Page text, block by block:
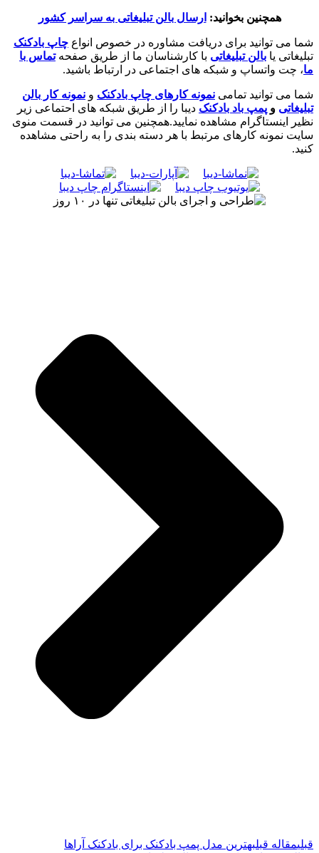
همچنین بخوانید: ارسال بالن تبلیغاتی به سراسر کشور
شما می توانید برای دریافت مشاوره در خصوص انواع چاپ بادکنک
تبلیغاتی یا بالن تبلیغاتی با کارشناسان ما از طریق صفحهتماس با
ما، چت واتساپ و شبکه های اجتماعی در ارتباط باشید.
شما می توانید تمامی نمونه کارهای چاپ بادکنک و نمونه کار بالن
تبلیغاتی و پمپ باد بادکنک دیبا را از طریق شبکه های احتماعی زیر
نظیر اینستاگرام مشاهده نمایید.همچنین می توانید در قسمت منوی
سایت نمونه کارهای مرتبط با هر دسته بندی را به راحتی مشاهده
کنید.
قبلیمقاله قبلبهترین مدل پمپ بادکنک برای بادکنک آراها